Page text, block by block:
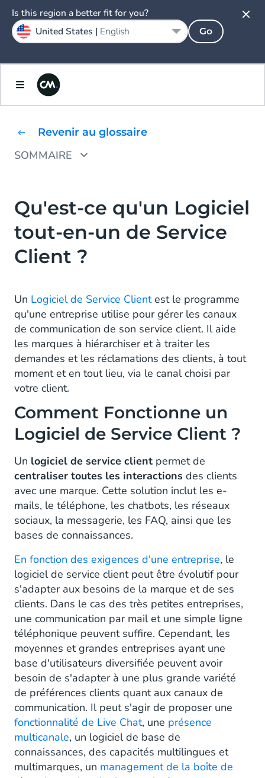
Revenir au glossaire
SOMMAIRE
Quels sont les Avantages d'un Logiciel de
Service Client ?
Améliorer l'expérience client et accroître la
Améliorer l'efficacité de l'entreprise
Rediriger les clients vers le bon service
Une meilleure visibilité
Une prestation de service client optimisée,
partout dans le monde
Évoluer selon les besoins de votre
entreprise
Qu'est-ce qu'un Logiciel
tout-en-un de Service
Client ?
Un Logiciel de Service Clientest le programme
qu'une entreprise utilise pour gérer les canaux
de communication de son service client. Il aide
les marques à hiérarchiser et à traiter les
demandes et les réclamations des clients, à tout
moment et en tout lieu, via le canal choisi par
votre client.
Comment Fonctionne un
Logiciel de Service Client ?
Un logiciel de service client permet de
centraliser toutes les interactions des clients
avec une marque. Cette solution inclut les e-
mails, le téléphone, les chatbots, les réseaux
sociaux, la messagerie, les FAQ, ainsi que les
bases de connaissances.
En fonction des exigences d'une entreprise, le
logiciel de service client peut être évolutif pour
s'adapter aux besoins de la marque et de ses
clients. Dans le cas des très petites entreprises,
une communication par mail et une simple ligne
téléphonique peuvent suffire. Cependant, les
moyennes et grandes entreprises ayant une
base d'utilisateurs diversifiée peuvent avoir
besoin de s'adapter à une plus grande variété
de préférences clients quant aux canaux de
communication. Il peut s'agir de proposer une
fonctionnalité de Live Chat, une présence
multicanale, un logiciel de base de
connaissances, des capacités multilingues et
multimarques, un management de la boîte de
Is this region a better fit for you?
United States | English Go